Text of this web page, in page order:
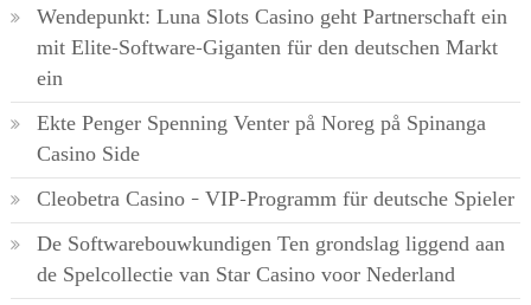
Wendepunkt: Luna Slots Casino geht Partnerschaft ein
mit Elite-Software-Giganten für den deutschen Markt
ein
Ekte Penger Spenning Venter på Noreg på Spinanga
Casino Side
Cleobetra Casino – VIP-Programm für deutsche Spieler
De Softwarebouwkundigen Ten grondslag liggend aan
de Spelcollectie van Star Casino voor Nederland